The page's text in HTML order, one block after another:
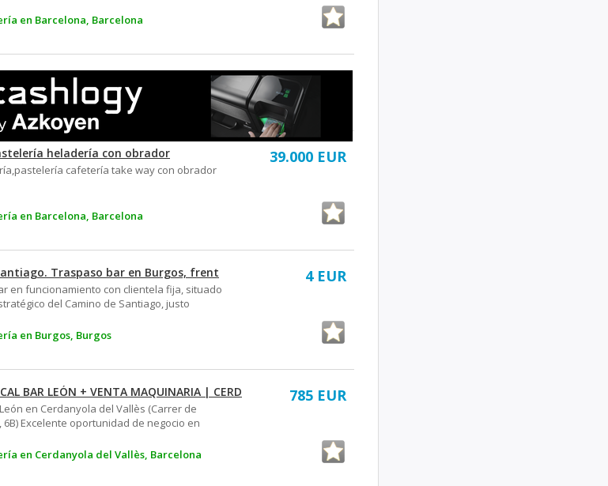
refrigerados, vitrinas, mobiliario,
perfecto estado de uso Local totalmente
en Barcelona, Barcelona
heladería con obrador 39.000 EUR
cafetería take way con obrador
en Barcelona, Barcelona
Traspaso bar en Burgos, frent 4 EUR
en funcionamiento con clientela fija, situado
del Camino de Santiago, justo
y gran visibilidad. 66 m² de local con licencia
equipado y operativo, Ideal para cafetería,
de paso obligatorio con afluencia diaria de
y residentes.
en Burgos, Burgos
BAR LEÓN + VENTA MAQUINARIA | CERD 785 EUR
en Cerdanyola del Vallès (Carrer de
6B) Excelente oportunidad de negocio en
la maquinaria y equipamiento profesional
la venta, pasando a ser propiedad del
en Cerdanyola del Vallès, Barcelona